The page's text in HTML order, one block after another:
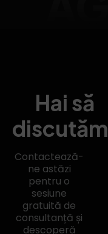
Hai să
Contactează-
ne astăzi
pentru o
sesiune
gratuită de
consultanță și
descoperă